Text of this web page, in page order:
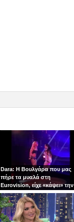
Dara: Η Βουλγάρα που μας
πήρε τα μυαλά στη
Eurovision, είχε «κάψει» την
πίστα με τη Φουρέιρα!